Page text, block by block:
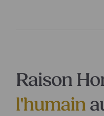
Raison
l'humain